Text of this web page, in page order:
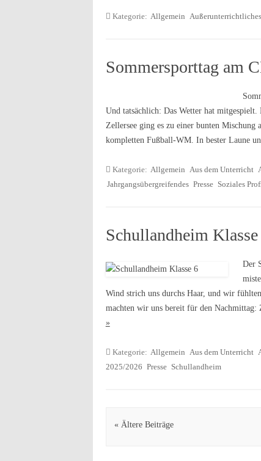
Kategorie: Allgemein
Sommersporttag am
Und tatsächlich: Das Wetter hat
Zellersee ging es zu einer bunten
kompletten Fußball-WM. In bester Laune
Kategorie: Allgemein Aus dem Unterricht
Jahrgangsübergreifendes Presse Soziales
Schullandheim
Der
Wind strich uns durchs Haar, und wir
machten wir uns bereit für den
»
Kategorie: Allgemein Aus dem Unterricht
2025/2026 Presse Schullandheim
Artikel Navigation
« Ältere Beiträge